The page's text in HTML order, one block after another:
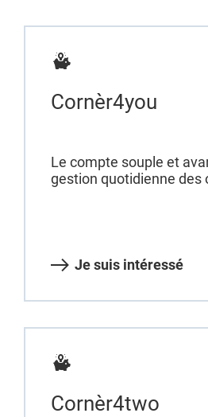
Cornèr4you
Le compte souple et
gestion quotidienne des
Je suis intéressé
Cornèr4two